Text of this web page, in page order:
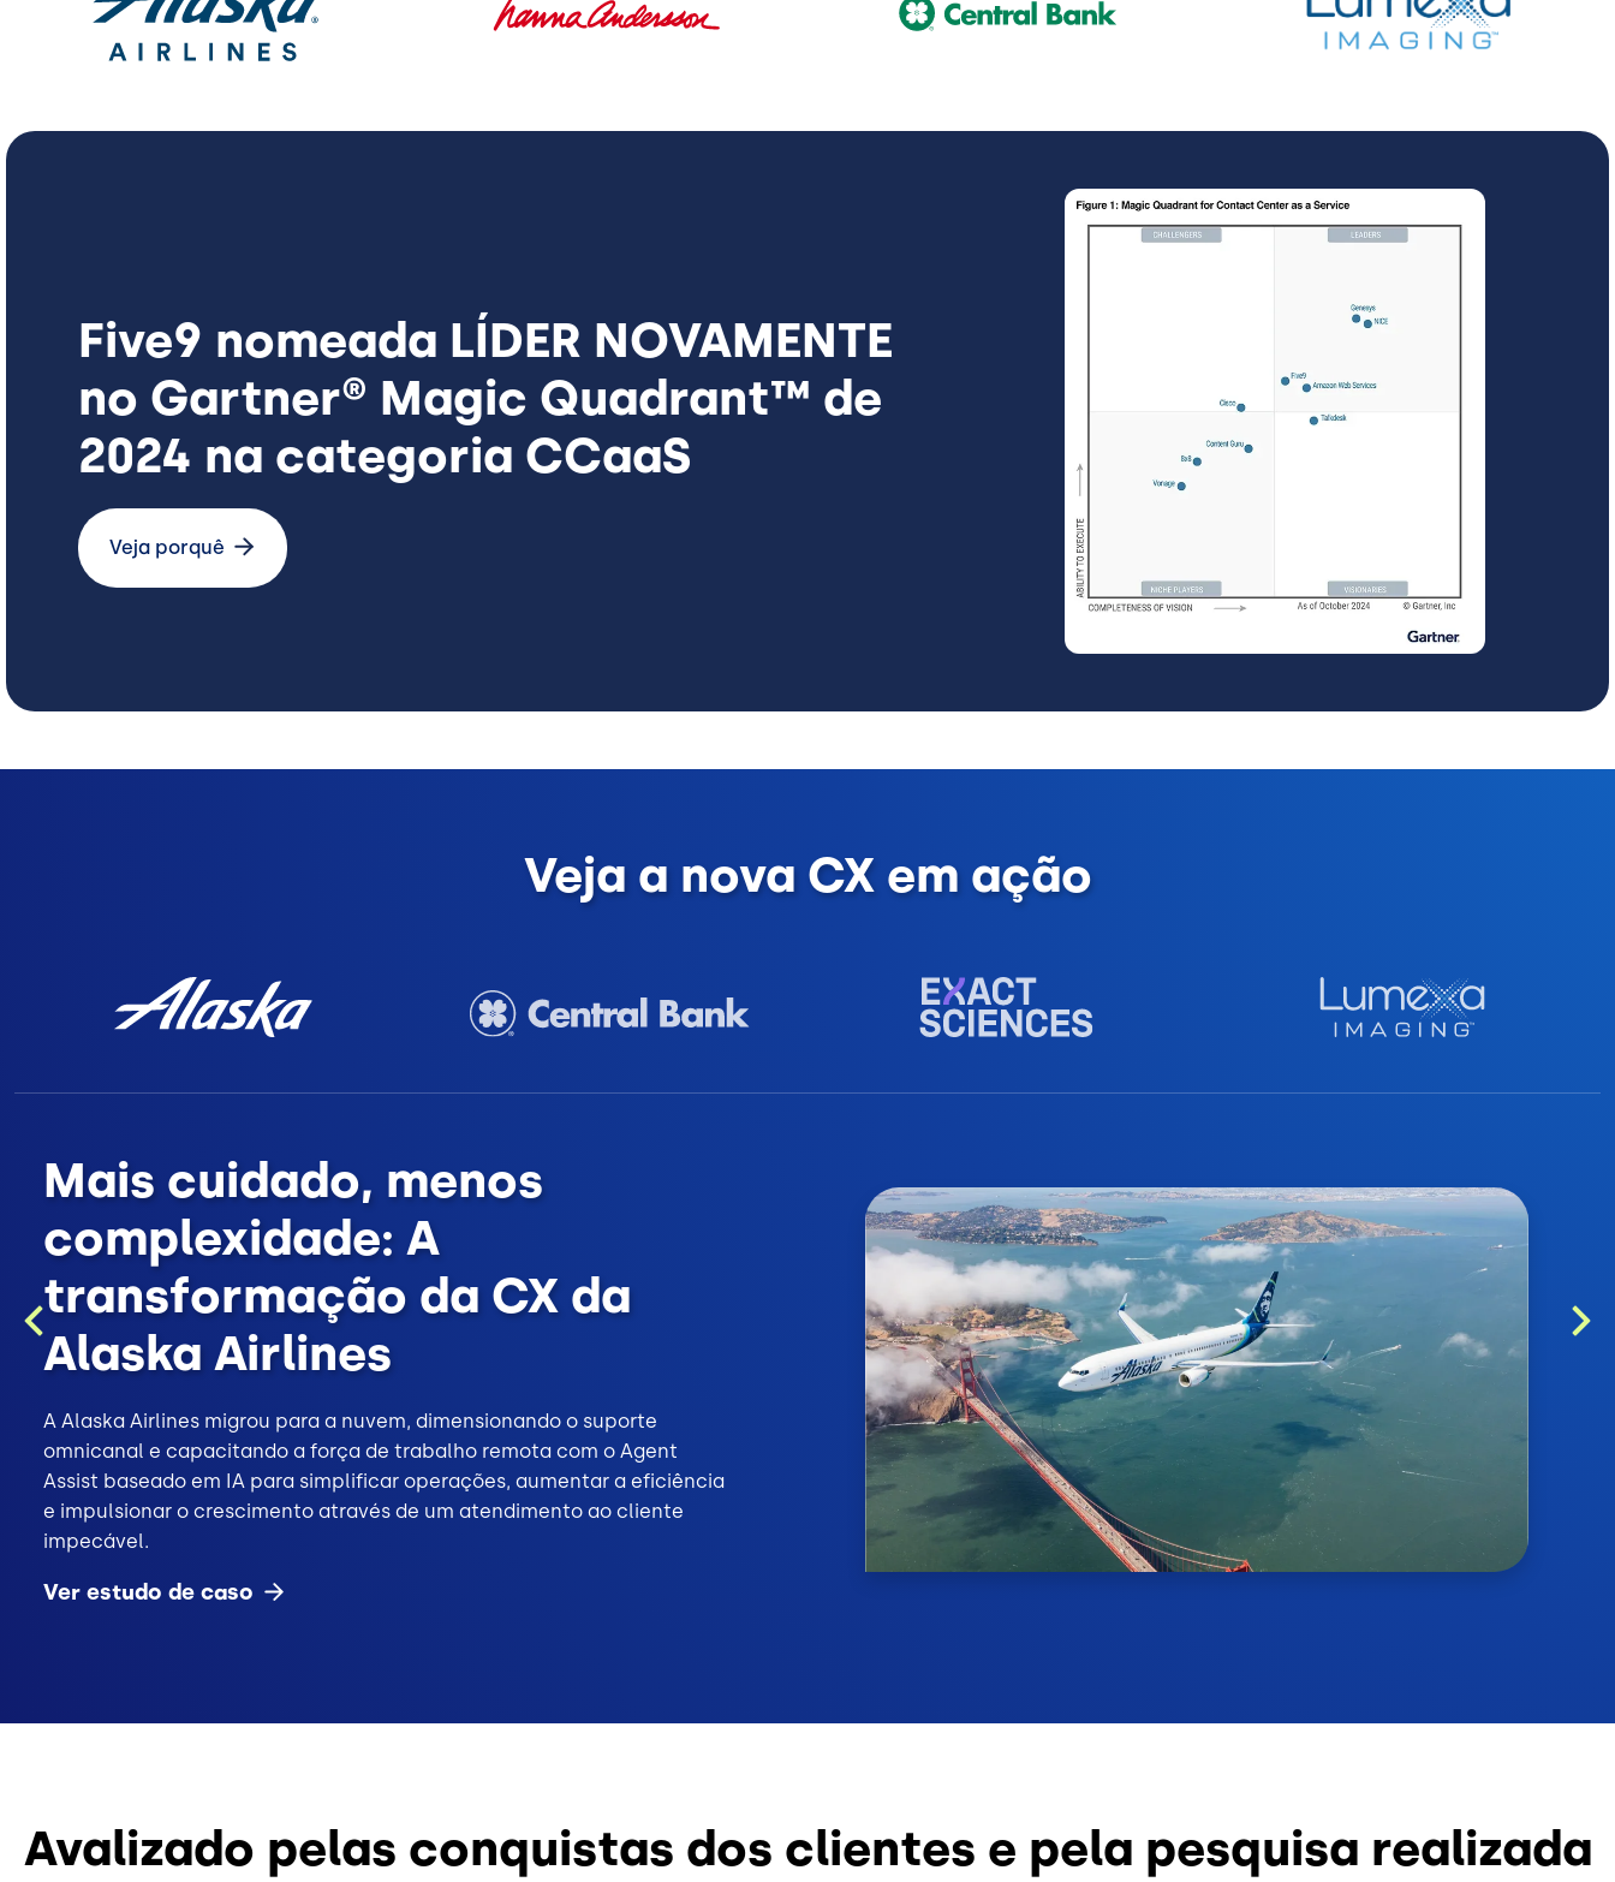
Five9 nomeada LÍDER NOVAMENTE
no Gartner® Magic Quadrant™ de
2024 na categoria CCaaS
Veja porquê
Imagem
Veja a nova CX em ação
Mais cuidado, menos
complexidade: A
transformação da CX da
Alaska Airlines
A Alaska Airlines migrou para a nuvem, dimensionando o suporte
omnicanal e capacitando a força de trabalho remota com o Agent
Assist baseado em IA para simplificar operações, aumentar a eficiência
e impulsionar o crescimento através de um atendimento ao cliente
impecável.
Ver estudo de caso
Previous
Avalizado pelas conquistas dos clientes e pela pesquisa realizada